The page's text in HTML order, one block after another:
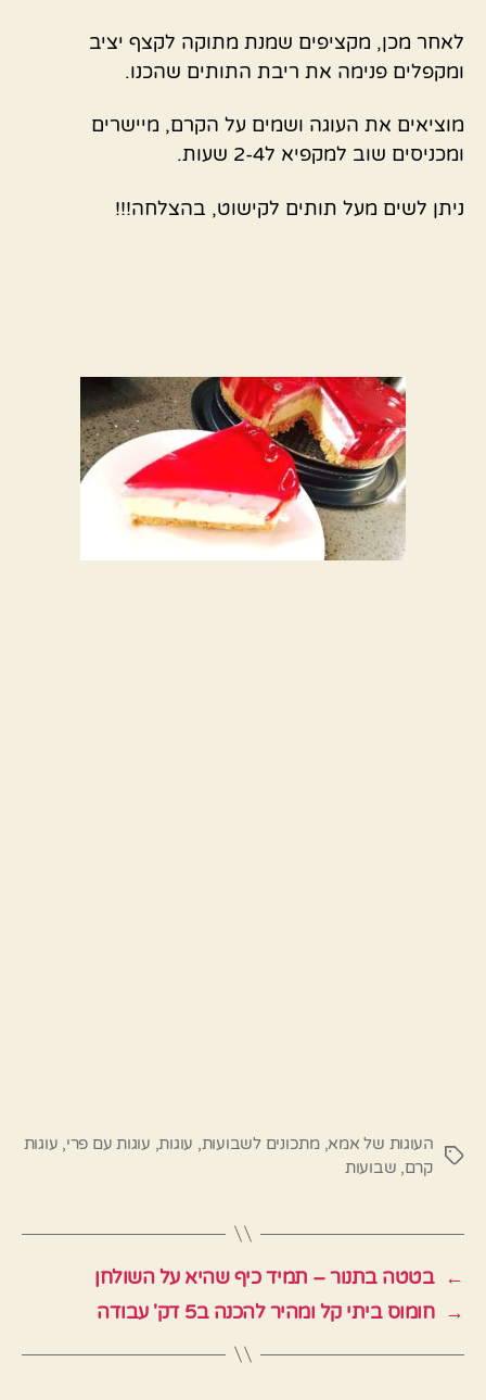
לאחר מכן, מקציפים שמנת מתוקה לקצף יציב
ומקפלים פנימה את ריבת התותים שהכנו.
מוציאים את העוגה ושמים על הקרם, מיישרים
ומכניסים שוב למקפיא ל2-4 שעות.
ניתן לשים מעל תותים לקישוט, בהצלחה!!!
תגיות
העוגות של אמא,מתכונים לשבועות, עוגות, עוגות עם פרי, עוגות
קרם, שבועות
← בטטה בתנור – תמיד כיף שהיא על השולחן
→ חומוס ביתי קל ומהיר להכנה ב5 דק' עבודה